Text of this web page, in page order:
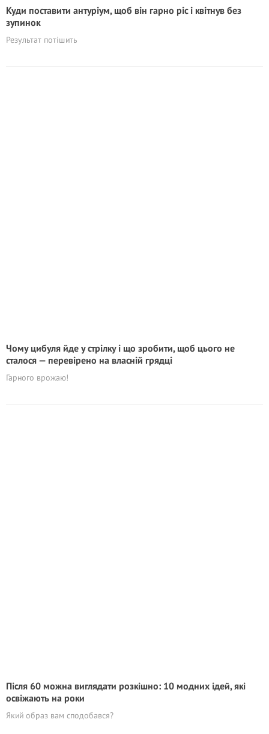
Куди поставити антуріум, щоб він гарно ріс і квітнув без
зупинок
Результат потішить
Чому цибуля йде у стрілку і що зробити, щоб цього не
сталося — перевірено на власній грядці
Гарного врожаю!
Після 60 можна виглядати розкішно: 10 модних ідей, які
освіжають на роки
Який образ вам сподобався?